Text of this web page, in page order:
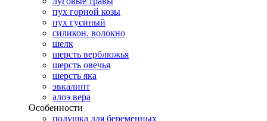
пух горной козы
пух гусиный
силикон. волокно
шелк
шерсть верблюжья
шерсть овечья
шерсть яка
эвкалипт
алоэ вера
Особенности
подушка для беременных